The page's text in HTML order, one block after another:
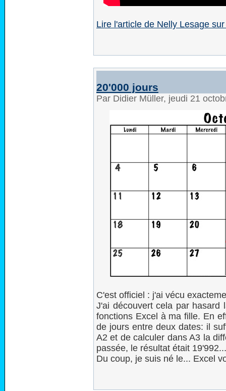
Lire l'article de Nelly Lesage
20'000 jours
Par Didier Müller, jeudi 21
C'est officiel : j'ai vécu
J'ai découvert cela par hasard
fonctions Excel à ma fille. En
de jours entre deux dates: il
A2 et de calculer dans A3 la
passée, le résultat était 19'992...
Du coup, je suis né le... Excel